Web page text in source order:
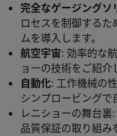
完全なゲージングソ
ロセスを制御する
ムを導入します。
航空宇宙: 効率的な
ョーの技術をご紹介
自動化: 工作機械の
シンプロービングで
レニショーの舞台
品質保証の取り組み